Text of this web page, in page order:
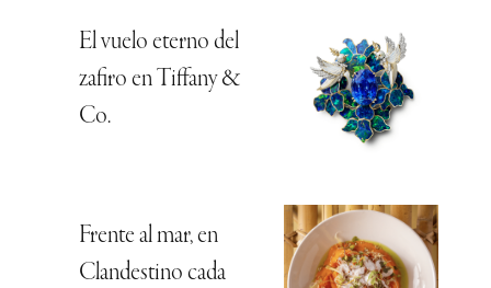
El vuelo eterno del
zafiro en Tiffany &
Co.
Frente al mar, en
Clandestino cada